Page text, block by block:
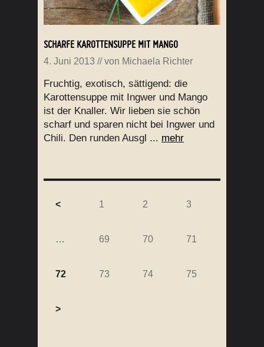
SCHARFE KAROTTENSUPPE MIT MANGO
4. Juni 2013 // von Michaela Richter
Fruchtig, exotisch, sättigend: die
Karottensuppe mit Ingwer und Mango
ist der Knaller. Wir lieben sie schön
scharf und sparen nicht bei Ingwer und
Chili. Den runden Ausgl ... mehr
< 1 2 3
… 69 70 71
72 73 74 75
>